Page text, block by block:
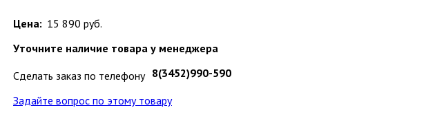
Цена: 15 890 руб.
Уточните наличие товара у менеджера
Сделать заказ по телефону 8(3452)990-590
Задайте вопрос по этому товару